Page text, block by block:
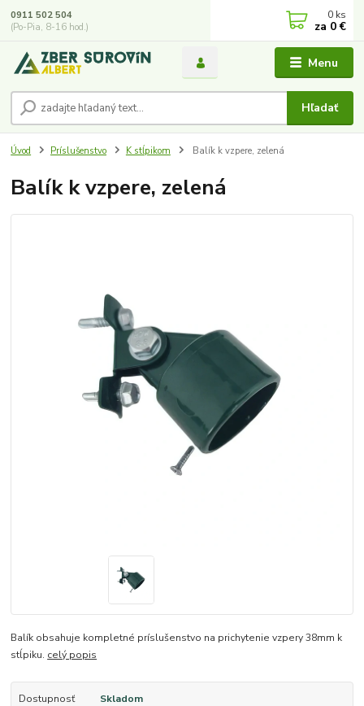
Menu
Hľadať
0911 502 504
(Po-Pia, 8-16 hod.)
0 ks
za 0 €
Úvod Príslušenstvo K stĺpikom Balík k vzpere, zelená
Balík k vzpere, zelená
Balík obsahuje kompletné príslušenstvo na prichytenie vzpery 38mm k
stĺpiku. celý popis
Dostupnosť Skladom